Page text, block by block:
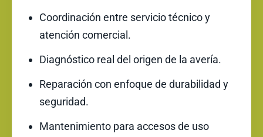
Coordinación entre servicio técnico y
atención comercial.
Diagnóstico real del origen de la avería.
Reparación con enfoque de durabilidad y
seguridad.
Mantenimiento para accesos de uso